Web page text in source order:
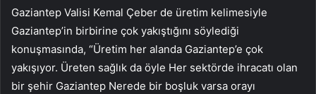
Gaziantep Valisi Kemal Çeber de üretim kelimesiyle
Gaziantep’in birbirine çok yakıştığını söylediği
konuşmasında, “Üretim her alanda Gaziantep’e çok
yakışıyor. Üreten sağlık da öyle Her sektörde ihracatı olan
bir şehir Gaziantep Nerede bir boşluk varsa orayı